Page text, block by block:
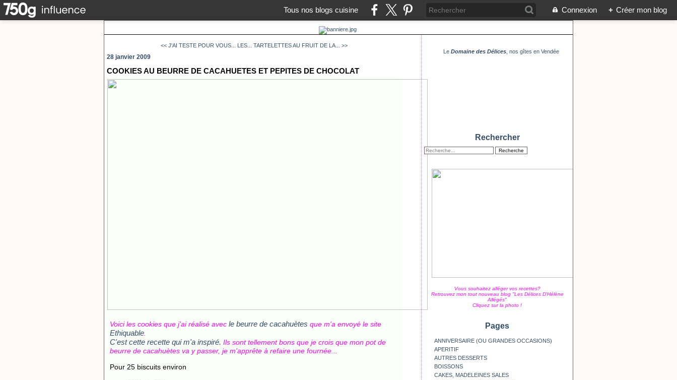
Tous nos blogs cuisine Connexion + Créer mon blog
<< J'AI TESTE POUR VOUS... LES... TARTELETTES AU FRUIT DE LA... >>
28 janvier 2009
COOKIES AU BEURRE DE CACAHUETES ET PEPITES DE CHOCOLAT
Voici les cookies que j'ai réalisé avec le beurre de cacahuètes que m'a envoyé le site
Ethiquable
C'est cette recette qui m'a inspiré. Ils sont tellement bons que je crois que mon pot de
beurre de cacahuètes va y passer, je m'apprête à refaire une fournée...
Pour 25 biscuits environ
Le Domaine des Délices, nos gîtes en Vendée
Rechercher
Vous souhaitez alléger vos recettes?
Retrouvez mon tout nouveau blog "Les Délices D'Hélène
Allégés"
Cliquez sur la photo !
Pages
ANNIVERSAIRE (OU GRANDES OCCASIONS)
APERITIF
AUTRES DESSERTS
BOISSONS
CAKES, MADELEINES SALES